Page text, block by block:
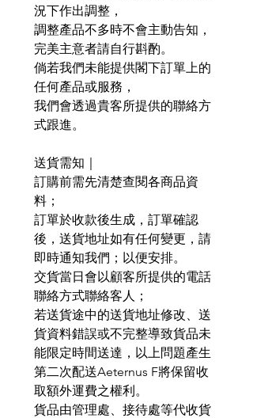
況下作出調整，
調整產品不多時不會主動告知，
完美主意者請自行斟酌。
倘若我們未能提供閣下訂單上的
任何產品或服務，
我們會透過貴客所提供的聯絡方
式跟進。
送貨需知｜
訂購前需先清楚查閱各商品資
料；
訂單於收款後生成，訂單確認
後，送貨地址如有任何變更，請
即時通知我們；以便安排。
交貨當日會以顧客所提供的電話
聯絡方式聯絡客人；
若送貨途中的送貨地址修改、送
貨資料錯誤或不完整導致貨品未
能限定時間送達，以上問題產生
第二次配送Aeternus F將保留收
取額外運費之權利。
貨品由管理處、接待處等代收貨